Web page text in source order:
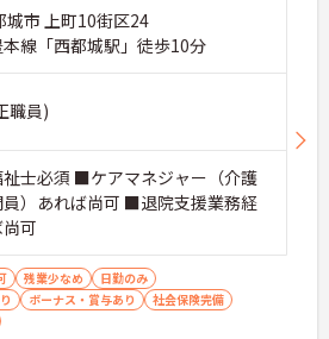
城市 上町10街区24
本線「西都城駅」徒歩10分
職員)
士必須 ■ケアマネジャー（介護
）あれば尚可 ■退院支援業務経
可
残業少なめ
日勤のみ
ボーナス・賞与あり
社会保険完備